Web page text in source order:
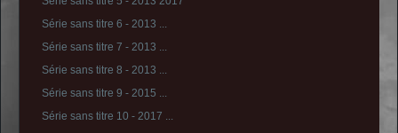
Série sans titre 6 - 2013 ...
Série sans titre 7 - 2013 ...
Série sans titre 8 - 2013 ...
Série sans titre 9 - 2015 ...
Série sans titre 10 - 2017 ...